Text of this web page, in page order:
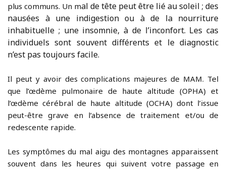
plus communs. Un mal de tête peut être lié au soleil ; des
nausées à une indigestion ou à de la nourriture
inhabituelle ; une insomnie, à de l’inconfort. Les cas
individuels sont souvent différents et le diagnostic
n’est pas toujours facile.
Il peut y avoir des complications majeures de MAM. Tel
que l’œdème pulmonaire de haute altitude (OPHA) et
l’œdème cérébral de haute altitude (OCHA) dont l’issue
peut-être grave en l’absence de traitement et/ou de
redescente rapide.
Les symptômes du mal aigu des montagnes apparaissent
souvent dans les heures qui suivent votre passage en